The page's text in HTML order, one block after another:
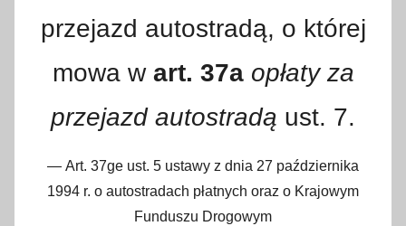
przejazd autostradą, o której
mowa w art. 37a opłaty za
przejazd autostradą ust. 7.
Art. 37ge ust. 5 ustawy z dnia 27 października
1994 r. o autostradach płatnych oraz o Krajowym
Funduszu Drogowym